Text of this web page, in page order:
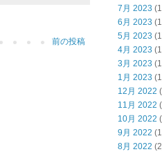
前の投稿
7月 2023
6月 2023
5月 2023
4月 2023
3月 2023
1月 2023
12月 2022
11月 2022
10月 2022
9月 2022
8月 2022